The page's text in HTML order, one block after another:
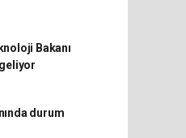
Bakanı
durum